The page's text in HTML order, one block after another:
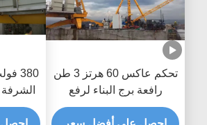
تحكم عاكس 60 هرتز 3 طن
رافعة برج البناء لرفع
السقف
380
الجرف